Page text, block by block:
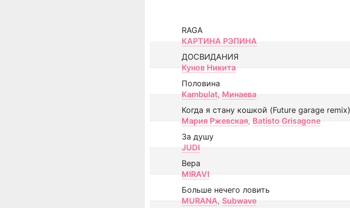
RAGA
КАРТИНА РЭПИНА
ДОСВИДАНИЯ
Кунов Никита
Половина
Kambulat, Минаева
Когда я стану кошкой (Future garage remix)
Мария Ржевская, Batisto Grisagone
За душу
JUDI
Вера
MIRAVI
Больше нечего ловить
MURANA, Subwave